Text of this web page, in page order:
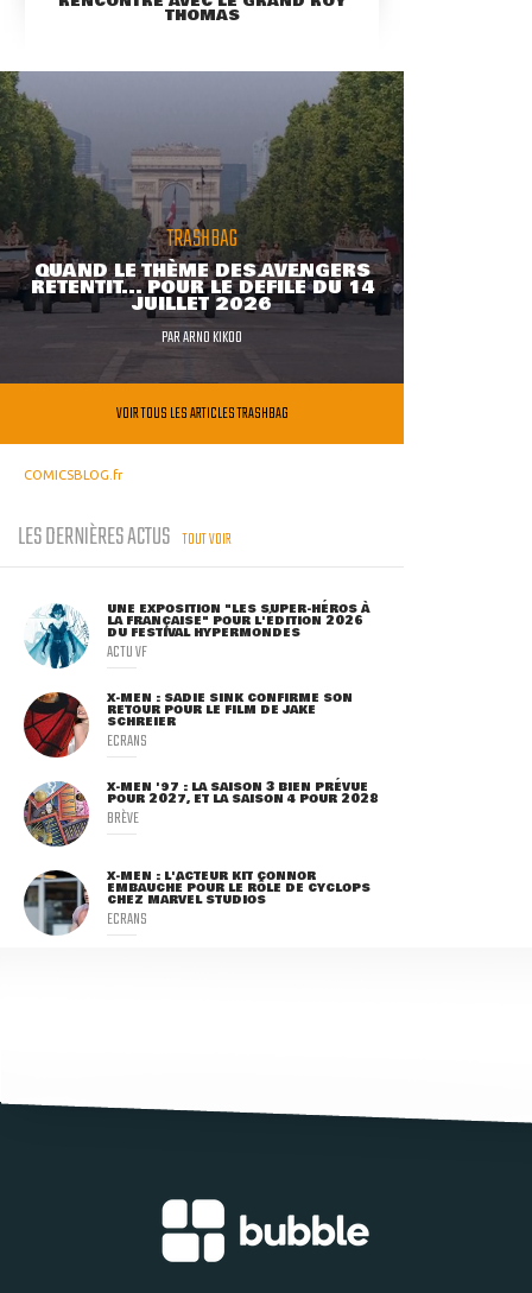
THOMAS
TRASHBAG
QUAND LE THÈME DES AVENGERS
RETENTIT... POUR LE DÉFILÉ DU 14
JUILLET 2026
PARARNO KIKOO
VOIR TOUS LES ARTICLES TRASHBAG
COMICSBLOG.fr
LES DERNIÈRES ACTUS TOUT VOIR
UNE EXPOSITION "LES SUPER-HÉROS À
LA FRANÇAISE" POUR L'ÉDITION 2026
DU FESTIVAL HYPERMONDES
ACTU VF
X-MEN : SADIE SINK CONFIRME SON
RETOUR POUR LE FILM DE JAKE
SCHREIER
ECRANS
X-MEN '97 : LA SAISON 3 BIEN PRÉVUE
POUR 2027, ET LA SAISON 4 POUR 2028
BRÈVE
X-MEN : L'ACTEUR KIT CONNOR
EMBAUCHÉ POUR LE RÔLE DE CYCLOPS
CHEZ MARVEL STUDIOS
ECRANS